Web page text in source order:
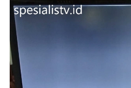
Service
TV
Layar
Hidup
Tapi
Tidak
Ada